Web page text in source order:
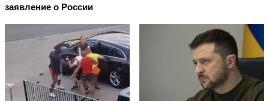
заявление о России